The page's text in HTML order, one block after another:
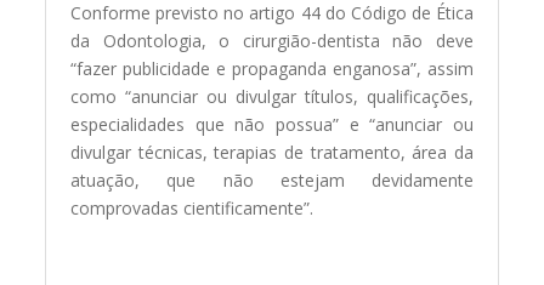
Conforme previsto no artigo 44 do Código de Ética
da Odontologia, o cirurgião-dentista não deve
“fazer publicidade e propaganda enganosa”, assim
como “anunciar ou divulgar títulos, qualificações,
especialidades que não possua” e “anunciar ou
divulgar técnicas, terapias de tratamento, área da
atuação, que não estejam devidamente
comprovadas cientificamente”.